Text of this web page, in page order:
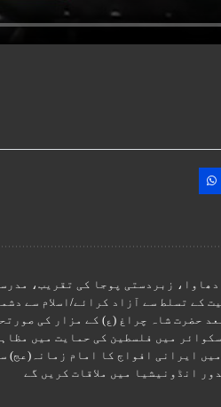
زبردستی پوجا کی تقریب،
کے تسلط سے آزاد کرائے/اسلام سے
حضرت شاہ چراغ (ع) کے مزار کی
میں فلسطین کی حمایت میں
ایرانی افواج کا امام زمانہ(عج)
انڈونیشیا میں ملاقات کریں گے